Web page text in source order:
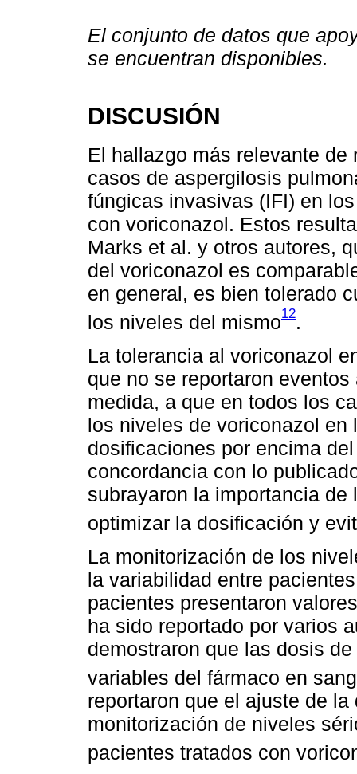
El conjunto de datos que
se encuentran disponibles.
DISCUSIÓN
El hallazgo más relevante
casos de aspergilosis
fúngicas invasivas (IFI) en
con voriconazol. Estos
Marks et al. y otros autores,
del voriconazol es
en general, es bien tolerado
los niveles del mismo12.
La tolerancia al voriconazol
que no se reportaron
medida, a que en todos los
los niveles de voriconazol
dosificaciones por encima
concordancia con lo
subrayaron la importancia
optimizar la dosificación y
La monitorización de los
la variabilidad entre
pacientes presentaron
ha sido reportado por varios
demostraron que las dosis
variables del fármaco en
reportaron que el ajuste de
monitorización de niveles
pacientes tratados con